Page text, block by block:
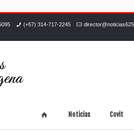
(+57) 314-717-2245
Noticias Covit